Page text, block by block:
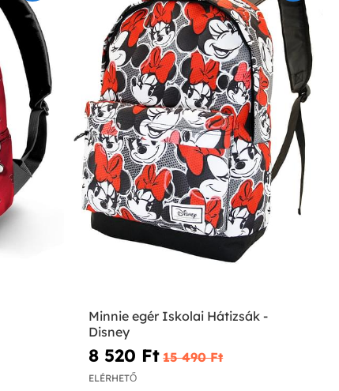
Minnie egér Iskolai Hátizsák -
Disney
8 520 Ft‎ 15 490 Ft‎
ELÉRHETŐ